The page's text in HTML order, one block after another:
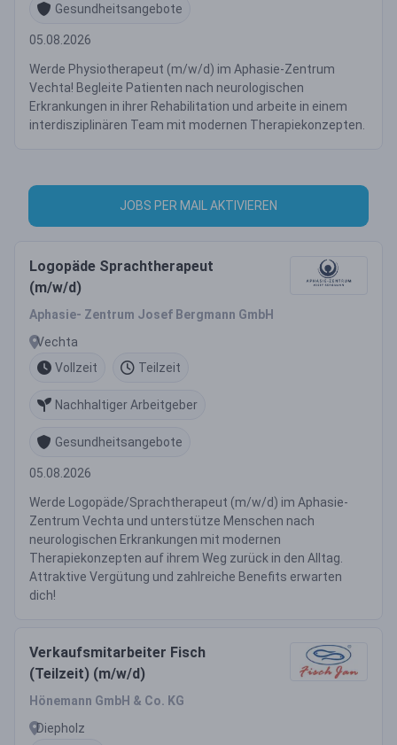
Gesundheitsangebote
05.08.2026
Werde Physiotherapeut (m/w/d) im Aphasie-Zentrum
Vechta! Begleite Patienten nach neurologischen
Erkrankungen in ihrer Rehabilitation und arbeite in einem
interdisziplinären Team mit modernen Therapiekonzepten.
JOBS PER MAIL AKTIVIEREN
Logopäde Sprachtherapeut
(m/w/d)
Aphasie- Zentrum Josef Bergmann GmbH
Vechta
Vollzeit
Teilzeit
Nachhaltiger Arbeitgeber
Gesundheitsangebote
05.08.2026
Werde Logopäde/Sprachtherapeut (m/w/d) im Aphasie-
Zentrum Vechta und unterstütze Menschen nach
neurologischen Erkrankungen mit modernen
Therapiekonzepten auf ihrem Weg zurück in den Alltag.
Attraktive Vergütung und zahlreiche Benefits erwarten
dich!
Verkaufsmitarbeiter Fisch
(Teilzeit) (m/w/d)
Hönemann GmbH & Co. KG
Diepholz